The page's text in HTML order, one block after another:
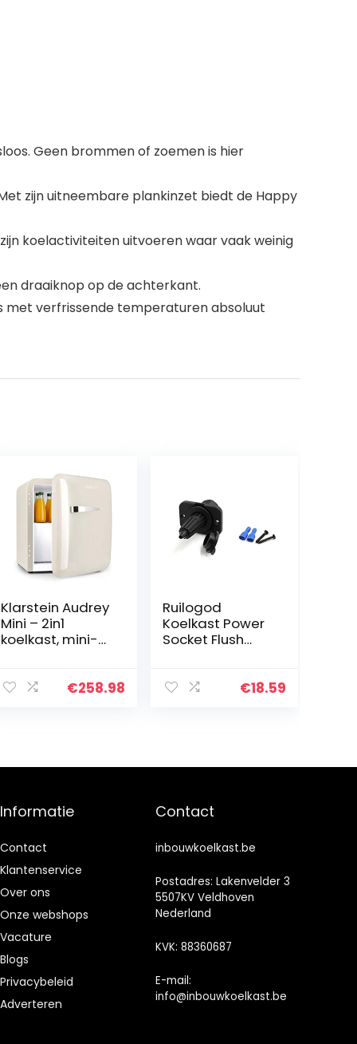
Geen brommen of zoemen is hier
zijn uitneembare plankinzet biedt de Happy
koelactiviteiten uitvoeren waar vaak weinig
draaiknop op de achterkant.
met verfrissende temperaturen absoluut
Klarstein Audrey
Mini – 2in1
koelkast, mini-
compressiekoeli
efficiëntieklasse
€258.98
Ruilogod
Koelkast Power
Socket Flush
Zwart
€18.59
Informatie
Contact
Klantenservice
Over ons
Onze webshops
Vacature
Blogs
Privacybeleid
Adverteren
Contact
inbouwkoelkast.be
Postadres: Lakenvelder 3
5507KV Veldhoven
Nederland
KVK: 88360687
E-mail:
info@inbouwkoelkast.be